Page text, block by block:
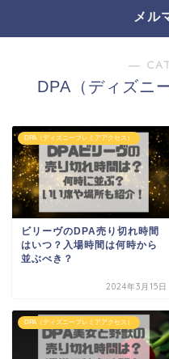
メル
―
DPA（ディズニ
DPA（ディズニープレミアアクセス）
ビリーヴのDPA売り切れ時間
はいつ？入場時間は何時から
並ぶべき？
2024年3月15日
DPA（ディズニープレミアアクセス）